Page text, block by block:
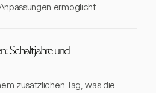
ermöglicht.
Schaltjahre und
zusätzlichen Tag, was die